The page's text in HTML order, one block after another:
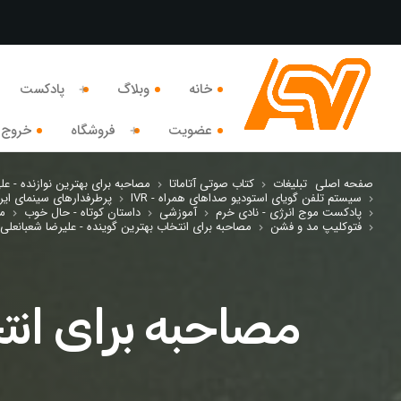
خانه وبلاگ
پادکست
عضویت
فروشگاه
صفحه اصلی تبلیغات keyboard_arrow_right کتاب صوتی آتاماتا keyboard_arrow_right مصاحبه برای بهترین نوازنده -
keyboard_arrow_right سیستم تلفن گویای استودیو صداهای همراه - IVR keyboard_arrow_right پرطرفدارهای سینمای
keyboard_arrow_right پادکست موج انرژی - نادی خرم keyboard_arrow_right آموزشی keyboard_arrow_right داستان کوتاه - حال خوب keyboard_arrow_right
keyboard_arrow_right فتوکلیپ مد و فشن keyboard_arrow_right مصاحبه برای انتخاب بهترین گوینده - علیرضا شعبانعلی
مصاحبه برای